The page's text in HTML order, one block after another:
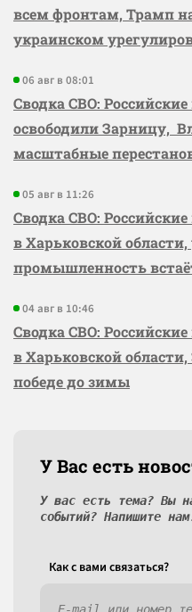
всем фронтам, Трамп
украинском
06 авг в 08:01
Сводка СВО:
освободили Зарницу,
масштабные
05 авг в 11:26
Сводка СВО:
в Харьковской
промышленность
04 авг в 10:46
Сводка СВО:
в Харьковской
победе до зимы
У Вас есть
У вас есть тема? Вы
событий? Напишите
Как c вами связаться?